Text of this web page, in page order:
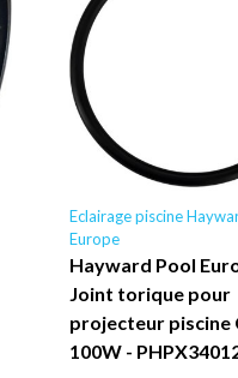
Eclairage piscine
Europe
Hayward Pool
Joint torique pour
projecteur piscine
100W -